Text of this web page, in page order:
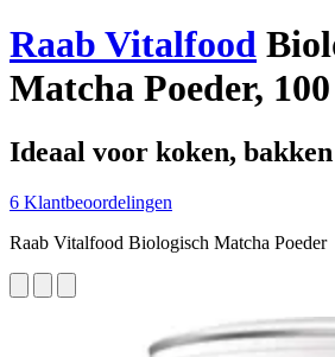
Raab Vitalfood
Matcha Poeder,
Ideaal voor koken,
6 Klantbeoordelingen
Raab Vitalfood Biologisch Matcha Poeder